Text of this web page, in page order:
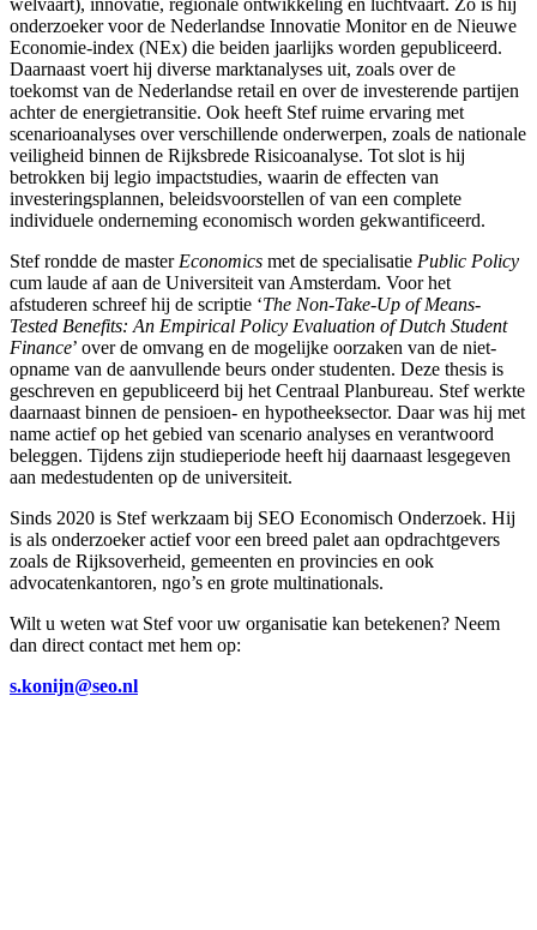
onderzoeker voor de Nederlandse Innovatie Monitor en de Nieuwe
Economie-index (NEx) die beiden jaarlijks worden gepubliceerd.
Daarnaast voert hij diverse marktanalyses uit, zoals over de
toekomst van de Nederlandse retail en over de investerende partijen
achter de energietransitie. Ook heeft Stef ruime ervaring met
scenarioanalyses over verschillende onderwerpen, zoals de nationale
veiligheid binnen de Rijksbrede Risicoanalyse. Tot slot is hij
betrokken bij legio impactstudies, waarin de effecten van
investeringsplannen, beleidsvoorstellen of van een complete
individuele onderneming economisch worden gekwantificeerd.
Stef rondde de master Economics met de specialisatie Public Policy
cum laude af aan de Universiteit van Amsterdam. Voor het
afstuderen schreef hij de scriptie ‘The Non-Take-Up of Means-
Tested Benefits: An Empirical Policy Evaluation of Dutch Student
Finance’ over de omvang en de mogelijke oorzaken van de niet-
opname van de aanvullende beurs onder studenten. Deze thesis is
geschreven en gepubliceerd bij het Centraal Planbureau. Stef werkte
daarnaast binnen de pensioen- en hypotheeksector. Daar was hij met
name actief op het gebied van scenario analyses en verantwoord
beleggen. Tijdens zijn studieperiode heeft hij daarnaast lesgegeven
aan medestudenten op de universiteit.
Sinds 2020 is Stef werkzaam bij SEO Economisch Onderzoek. Hij
is als onderzoeker actief voor een breed palet aan opdrachtgevers
zoals de Rijksoverheid, gemeenten en provincies en ook
advocatenkantoren, ngo’s en grote multinationals.
Wilt u weten wat Stef voor uw organisatie kan betekenen? Neem
dan direct contact met hem op:
s.konijn@seo.nl